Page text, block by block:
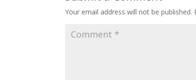
Your email address will not be published.